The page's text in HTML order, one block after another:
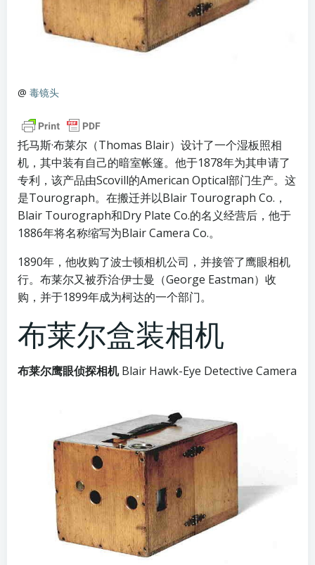
@ 毒镜头
托马斯·布莱尔（Thomas Blair）设计了一个湿板照相
机，其中装有自己的暗室帐篷。他于1878年为其申请了
专利，该产品由Scovill的American Optical部门生产。这
是Tourograph。在搬迁并以Blair Tourograph Co.，
Blair Tourograph和Dry Plate Co.的名义经营后，他于
1886年将名称缩写为Blair Camera Co.。
1890年，他收购了波士顿相机公司，并接管了鹰眼相机
行。布莱尔又被乔治·伊士曼（George Eastman）收
购，并于1899年成为柯达的一个部门。
布莱尔盒装相机
布莱尔鹰眼侦探相机Blair Hawk-Eye Detective Camera